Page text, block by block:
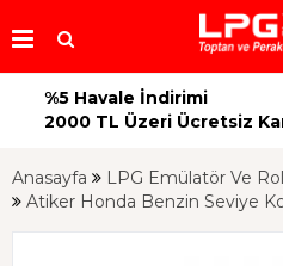
%5 Havale İndirimi
2000 TL Üzeri Ücretsiz
Anasayfa
LPG Emülatör Ve
Atiker Honda Benzin Seviye